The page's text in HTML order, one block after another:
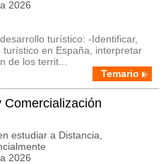
2026
turístico: -Identificar,
en España, interpretar
de los territ...
Temario
Comercialización
estudiar a Distancia,
2026